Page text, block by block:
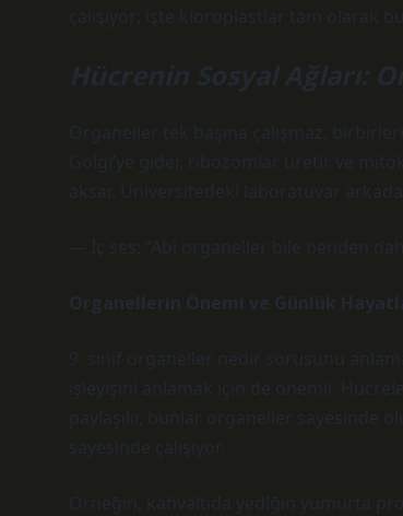
çalışıyor; işte kloroplastlar tam olarak
Hücrenin Sosyal Ağları:
Organeller tek başına çalışmaz,
Golgi’ye gider, ribozomlar üretir ve
aksar. Üniversitedeki laboratuvar
— İç ses: “Abi organeller bile benden
Organellerin Önemi ve Günlük
9. sınıf organeller nedir sorusunu
işleyişini anlamak için de önemli.
paylaşılır, bunlar organeller sayesinde
sayesinde çalışıyor.
Örneğin, kahvaltıda yediğin yumurta